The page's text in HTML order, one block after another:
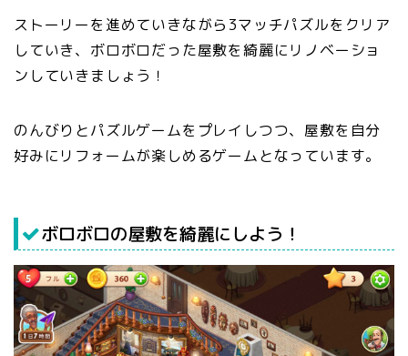
ストーリーを進めていきながら3マッチパズルをクリア
していき、ボロボロだった屋敷を綺麗にリノベーショ
ンしていきましょう！
のんびりとパズルゲームをプレイしつつ、屋敷を自分
好みにリフォームが楽しめるゲームとなっています。
ボロボロの屋敷を綺麗にしよう！